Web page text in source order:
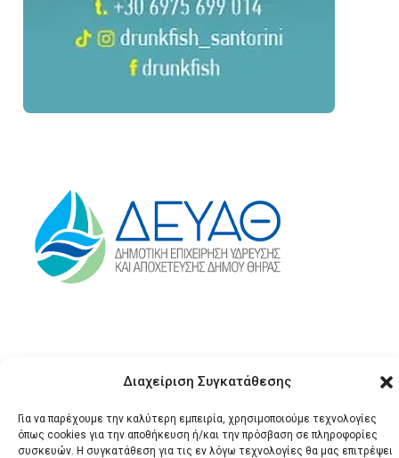
Διαχείριση Συγκατάθεσης
Για να παρέχουμε την καλύτερη εμπειρία, χρησιμοποιούμε τεχνολογίες
όπως cookies για την αποθήκευση ή/και την πρόσβαση σε πληροφορίες
συσκευών. Η συγκατάθεση για τις εν λόγω τεχνολογίες θα μας επιτρέψει
© 2026 Santonews - Όλα